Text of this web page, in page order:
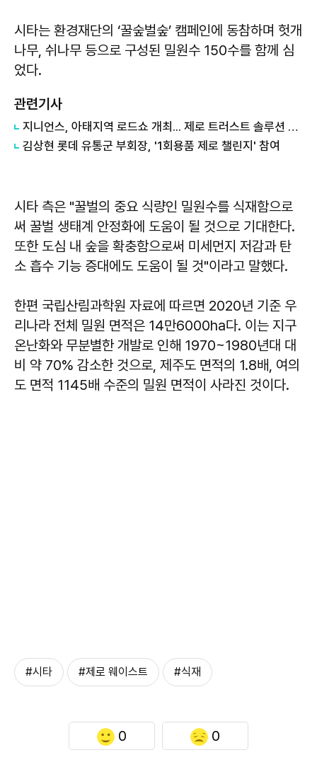
시타는 환경재단의 ‘꿀숲벌숲’ 캠페인에 동참하며 헛개
나무, 쉬나무 등으로 구성된 밀원수 150수를 함께 심
었다.
관련기사
​지니언스, 아태지역 로드쇼 개최... 제로 트러스트 솔루션 시장 넓힌다
김상현 롯데 유통군 부회장, '1회용품 제로 챌린지' 참여
시타 측은 "꿀벌의 중요 식량인 밀원수를 식재함으로
써 꿀벌 생태계 안정화에 도움이 될 것으로 기대한다.
또한 도심 내 숲을 확충함으로써 미세먼지 저감과 탄
소 흡수 기능 증대에도 도움이 될 것"이라고 말했다.
한편 국립산림과학원 자료에 따르면 2020년 기준 우
리나라 전체 밀원 면적은 14만6000ha다. 이는 지구
온난화와 무분별한 개발로 인해 1970~1980년대 대
비 약 70% 감소한 것으로, 제주도 면적의 1.8배, 여의
도 면적 1145배 수준의 밀원 면적이 사라진 것이다.
#시타 #제로 웨이스트 #식재
0 0